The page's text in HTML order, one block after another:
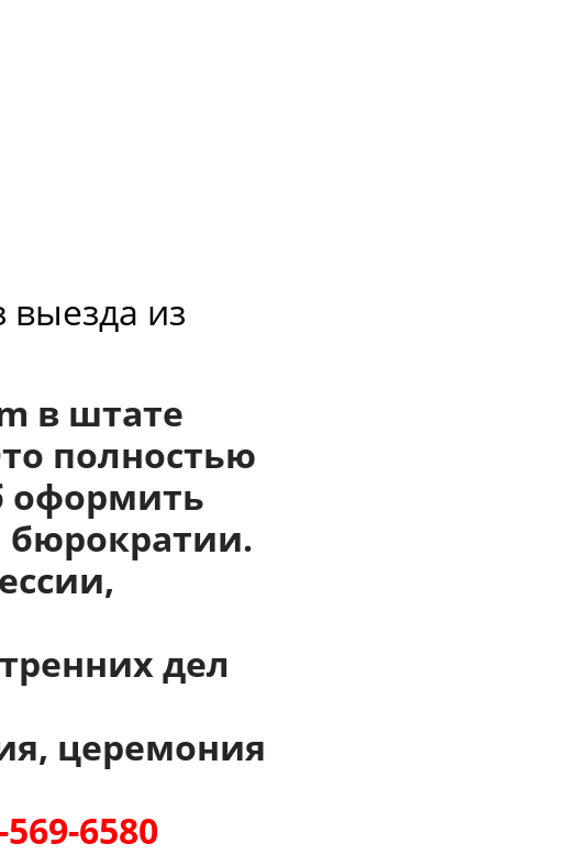
из
в штате
полностью
оформить
бюрократии.
дел
церемония
6580